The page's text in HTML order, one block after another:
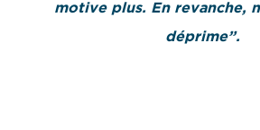
motive plus. En revanche,
déprime”.